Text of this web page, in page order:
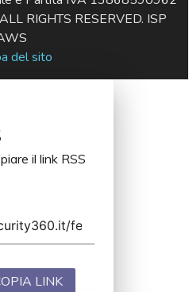
RIGHTS RESERVED. ISP
del sito
il link RSS
LINK